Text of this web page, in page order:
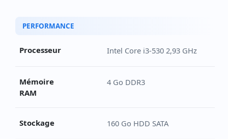
Fiche technique du Lenovo ThinkCentre M90 SFF
PERFORMANCE
Processeur Intel Core i3-530 2,93 GHz
Mémoire
RAM
4 Go DDR3
Stockage 160 Go HDD SATA